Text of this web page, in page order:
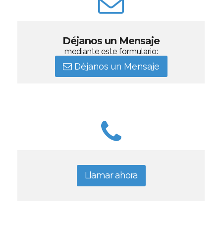
Déjanos un Mensaje
mediante este formulario:
Déjanos un Mensaje
Llamar ahora